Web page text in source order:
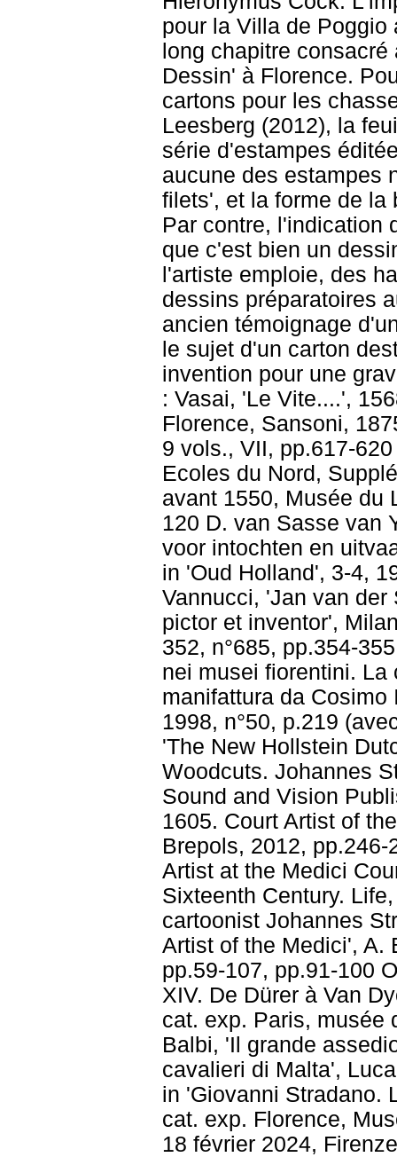
pour la Villa de Poggio
long chapitre
Dessin' à Florence.
cartons pour les
Leesberg (2012), la
série d'estampes
aucune des estampes
filets', et la forme de la
Par contre, l'indication
que c'est bien un
l'artiste emploie, des
dessins préparatoires
ancien témoignage
le sujet d'un carton
invention pour une
: Vasai, 'Le Vite....',
Florence, Sansoni,
9 vols., VII, pp.617-
Ecoles du Nord,
avant 1550, Musée du
120 D. van Sasse van
voor intochten en
in 'Oud Holland', 3-4,
Vannucci, 'Jan van der
pictor et inventor',
352, n°685, pp.354-
nei musei fiorentini.
manifattura da
1998, n°50, p.219
'The New Hollstein
Woodcuts. Johannes
Sound and Vision
1605. Court Artist of
Brepols, 2012,
Artist at the Medici
Sixteenth Century.
cartoonist Johannes
Artist of the Medici', A.
pp.59-107, pp.91-100
XIV. De Dürer à Van
cat. exp. Paris, musée
Balbi, 'Il grande
cavalieri di Malta',
in 'Giovanni Stradano.
cat. exp. Florence,
18 février 2024,